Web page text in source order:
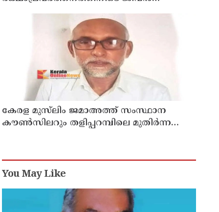
നഷ്ടപ്പെട്ട ആർ. രാജേഷിൻ്റെ ഭൗതിക
ശരീരത്തോട് അനാദരവ് കാണിച്ചതായി
കേരള മുസ്‌ലിം ജമാഅത്ത് സംസ്ഥാന
കൗൺസിലറും തളിപ്പറമ്പിലെ മുതിർന്ന
You May Like